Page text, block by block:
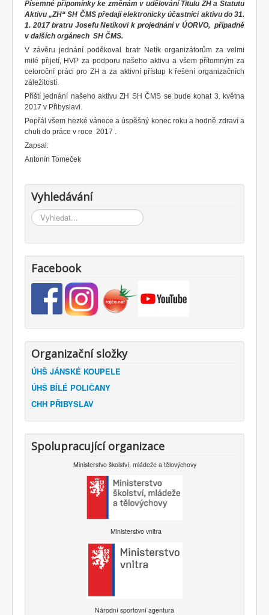
Písemné připomínky ke změnám v udělování Titulu ZH a Statutu
Aktivu „ZH“ SH ČMS předají elektronicky účastníci aktivu do 31.
1. 2017 bratru Josefu Netíkovi k projednání v ÚORVO, případně
v dalších orgánech SH ČMS.
V závěru jednání poděkoval bratr Netík organizátorům za velmi
milé přijetí, HVP za podporu našeho aktivu a všem přítomným za
celoroční práci pro ZH a za aktivní přístup k řešení organizačních
záležitostí.
Příští jednání našeho aktivu ZH SH ČMS se bude konat 3. května
2017 v Přibyslavi.
Popřál všem hezké vánoce a úspěšný konec roku a hodně zdraví a
chuti do práce v roce 2017 .
Zapsal:
Antonín Tomeček
Vyhledávání
Vyhledávání...
Facebook
Organizační složky
ÚHŠ JÁNSKÉ KOUPELE
ÚHŠ BÍLÉ POLIČANY
CHH PŘIBYSLAV
Spolupracující organizace
Ministerstvo školství, mládeže a tělovýchovy
Ministerstvo vnitra
Národní sportovní agentura